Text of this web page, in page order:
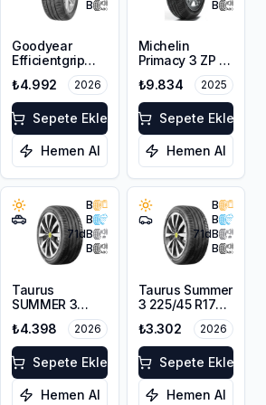
B
Goodyear
Efficientgrip
Performance
215/45R17 91W
XL FP
₺4.992 2026
Sepete Ekle
Hemen Al
B
Michelin
Primacy 3 ZP *
225/55R17 97W
GRNX
₺9.834 2025
Sepete Ekle
Hemen Al
B
B
71dB
B
Taurus
SUMMER 3
215/55R18 99V
XL
₺4.398 2026
Sepete Ekle
Hemen Al
B
B
71dB
B
Taurus Summer
3 225/45 R17
₺3.302 2026
Sepete Ekle
Hemen Al